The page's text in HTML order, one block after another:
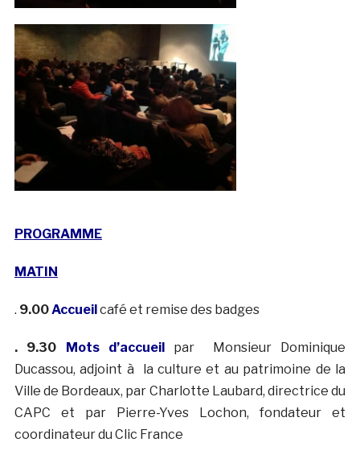
PROGRAMME
MATIN
. 9.00 Accueilcafé et remise des badges
. 9.30 Mots d’accueil
par Monsieur Dominique
Ducassou, adjoint à la culture et au patrimoine de la
Ville de Bordeaux, par Charlotte Laubard, directrice du
CAPC et par Pierre-Yves Lochon, fondateur et
coordinateur du Clic France